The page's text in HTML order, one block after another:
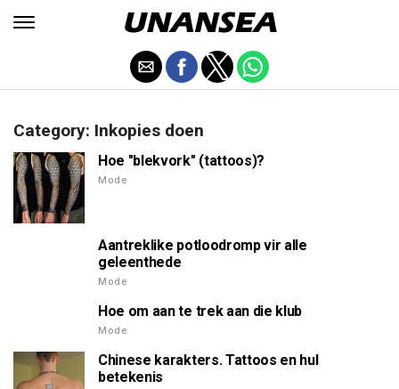
Category: Inkopies doen
Hoe "blekvork" (tattoos)?
Mode
Aantreklike potloodromp vir alle
geleenthede
Mode
Hoe om aan te trek aan die klub
Mode
Chinese karakters. Tattoos en hul
betekenis